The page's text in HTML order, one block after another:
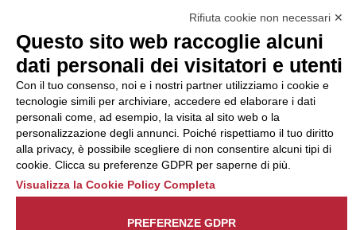
possibile presentare un
reclamo
all’Organismo di
Monitoraggio utilizzando
una delle modalità
descritte al seguente
indirizzo web
https://odm-
agenzielavoro.it/reclami/.
Rifiuta cookie non necessari ✕
Questo sito web raccoglie alcuni
dati personali dei visitatori e utenti
Con il tuo consenso, noi e i nostri partner utilizziamo i cookie e
tecnologie simili per archiviare, accedere ed elaborare i dati
personali come, ad esempio, la visita al sito web o la
personalizzazione degli annunci. Poiché rispettiamo il tuo diritto
alla privacy, è possibile scegliere di non consentire alcuni tipi di
cookie. Clicca su preferenze GDPR per saperne di più.
Visualizza la Cookie Policy Completa
PREFERENZE GDPR